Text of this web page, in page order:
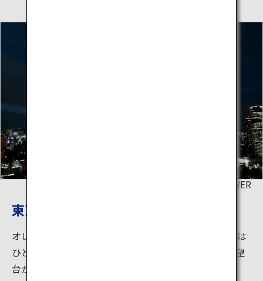
©TOKYO TOWER
東京の夜を彩るライトアップ
オレンジと白を基調にした東京タワーのライトアップは
ひときわ輝き、東京の夜景に欠かせない存在です。展望
台から望む街の灯りもまた絶景！